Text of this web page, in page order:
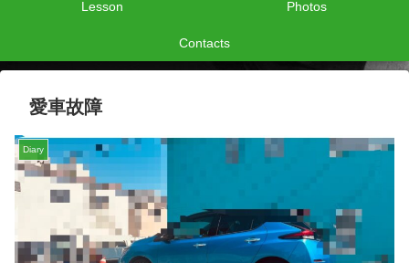
Lesson Photos
Contacts
愛車故障
Diary